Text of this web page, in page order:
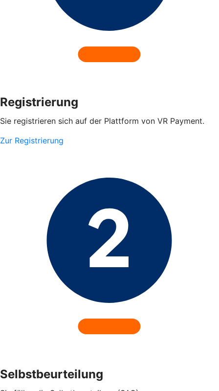
Registrierung
Sie registrieren sich auf der Plattform von VR Payment.
Zur Registrierung
Selbstbeurteilung